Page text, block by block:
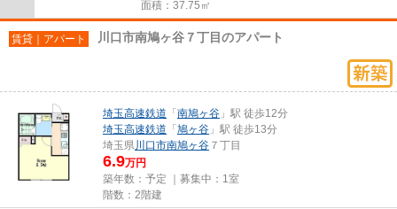
面積：37.75㎡
賃貸｜アパート 川口市南鳩ヶ谷７丁目のアパート
埼玉高速鉄道 「 南鳩ヶ谷 」駅 徒歩12分
埼玉高速鉄道 「 鳩ヶ谷 」駅 徒歩13分
埼玉県川口市南鳩ヶ谷 ７丁目
6.9万円
築年数：予定 ｜募集中： 1室
階数：2階建